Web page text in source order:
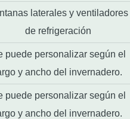
laterales y ventiladores
de refrigeración
puede personalizar según el
y ancho del invernadero.
puede personalizar según el
y ancho del invernadero.